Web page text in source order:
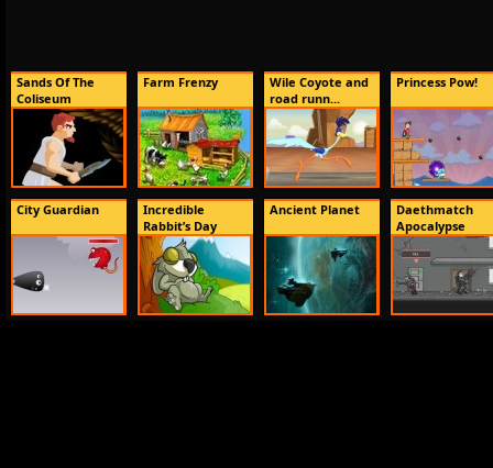
Sands Of The
Coliseum
Farm Frenzy
Wile Coyote and
road runn...
Princess Pow!
City Guardian
Incredible
Rabbit’s Day
Ancient Planet
Daethmatch
Apocalypse